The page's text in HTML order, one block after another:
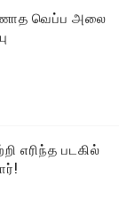
வெப்ப அலை
எரிந்த படகில்